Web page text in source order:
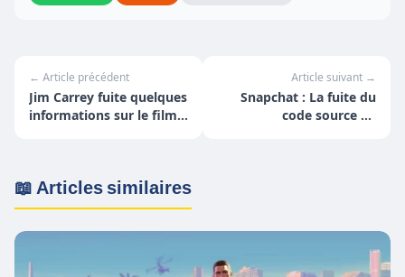
← Article précédent
Jim Carrey fuite quelques
informations sur le film
Article suivant →
Snapchat : La fuite du
code source de
📖 Articles similaires